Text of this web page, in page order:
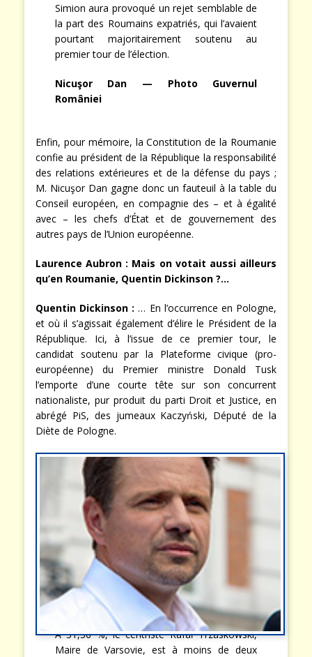
Simion aura provoqué un rejet semblable de
la part des Roumains expatriés, qui l’avaient
pourtant majoritairement soutenu au
premier tour de l’élection.
Nicuşor Dan — Photo Guvernul
României
Enfin, pour mémoire, la Constitution de la Roumanie
confie au président de la République la responsabilité
des relations extérieures et de la défense du pays ;
M. Nicuşor Dan gagne donc un fauteuil à la table du
Conseil européen, en compagnie des – et à égalité
avec – les chefs d’État et de gouvernement des
autres pays de l’Union européenne.
Laurence Aubron : Mais on votait aussi ailleurs
qu’en Roumanie, Quentin Dickinson ?…
Quentin Dickinson : … En l’occurrence en Pologne,
et où il s’agissait également d’élire le Président de la
République. Ici, à l’issue de ce premier tour, le
candidat soutenu par la Plateforme civique (pro-
européenne) du Premier ministre Donald Tusk
l’emporte d’une courte tête sur son concurrent
nationaliste, pur produit du parti Droit et Justice, en
abrégé PiS, des jumeaux Kaczyński, Député de la
Diète de Pologne.
A 31,36 %, le centriste Rafał Trzaskowski,
Maire de Varsovie, est à moins de deux